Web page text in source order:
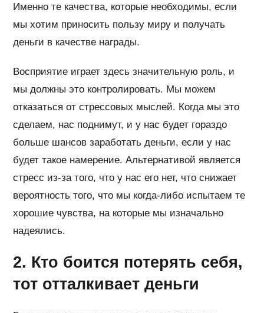
Именно те качества, которые необходимы, если
мы хотим приносить пользу миру и получать
деньги в качестве награды.
Восприятие играет здесь значительную роль, и
мы должны это контролировать. Мы можем
отказаться от стрессовых мыслей. Когда мы это
сделаем, нас поднимут, и у нас будет гораздо
больше шансов заработать деньги, если у нас
будет такое намерение. Альтернативой является
стресс из-за того, что у нас его нет, что снижает
вероятность того, что мы когда-либо испытаем те
хорошие чувства, на которые мы изначально
надеялись.
2. Кто боится потерять себя,
тот отталкивает деньги